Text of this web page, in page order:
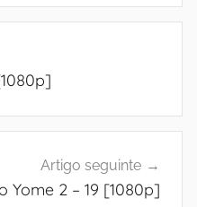
Artigo seguinte
Yome 2 – 19 [1080p]